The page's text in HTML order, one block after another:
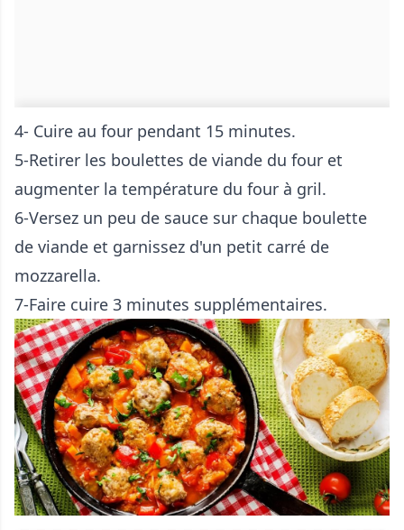
4- Cuire au four pendant 15 minutes.
5-Retirer les boulettes de viande du four et
augmenter la température du four à gril.
6-Versez un peu de sauce sur chaque boulette
de viande et garnissez d'un petit carré de
mozzarella.
7-Faire cuire 3 minutes supplémentaires.